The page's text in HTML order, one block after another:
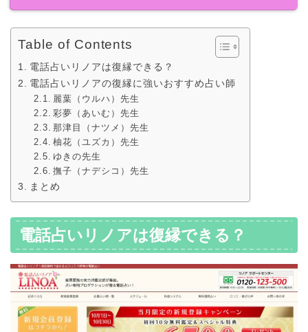
Table of Contents
電話占いリノアは復縁できる？
電話占いリノアの復縁に強いおすすめ占い師
麗葉（ウルハ）先生
彩夢（あいむ）先生
那津目（ナツメ）先生
柚花（ユズカ）先生
ゆきの先生
撫子（ナデシコ）先生
まとめ
電話占いリノアは復縁できる？